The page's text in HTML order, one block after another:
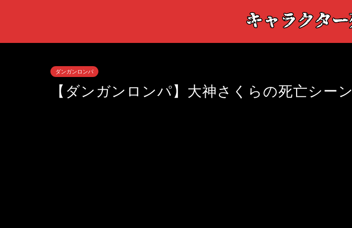
ダンガンロンパ
【ダンガンロンパ】大神さくらの死亡シーン